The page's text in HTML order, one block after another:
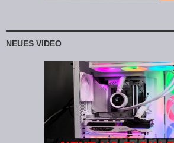
NEUES VIDEO